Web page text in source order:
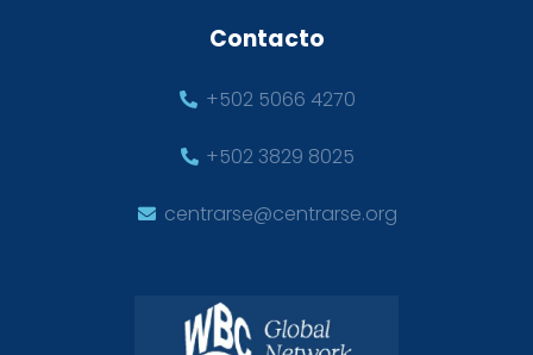
Contacto
+502 5066 4270
+502 3829 8025
centrarse@centrarse.org